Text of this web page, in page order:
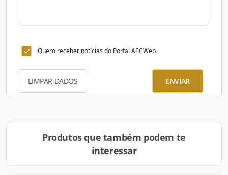
Quero receber notícias do Portal AECWeb
LIMPAR DADOS ENVIAR
Produtos que também podem te
interessar